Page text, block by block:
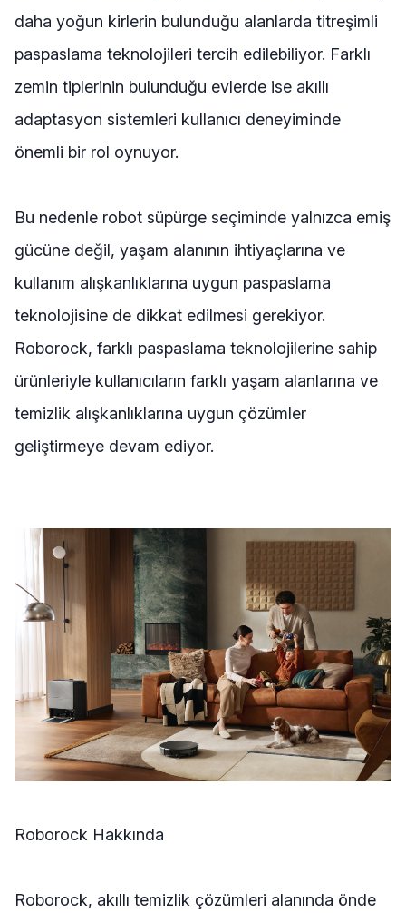
daha yoğun kirlerin bulunduğu alanlarda titreşimli
paspaslama teknolojileri tercih edilebiliyor. Farklı
zemin tiplerinin bulunduğu evlerde ise akıllı
adaptasyon sistemleri kullanıcı deneyiminde
önemli bir rol oynuyor.
Bu nedenle robot süpürge seçiminde yalnızca emiş
gücüne değil, yaşam alanının ihtiyaçlarına ve
kullanım alışkanlıklarına uygun paspaslama
teknolojisine de dikkat edilmesi gerekiyor.
Roborock, farklı paspaslama teknolojilerine sahip
ürünleriyle kullanıcıların farklı yaşam alanlarına ve
temizlik alışkanlıklarına uygun çözümler
geliştirmeye devam ediyor.
Roborock Hakkında
Roborock, akıllı temizlik çözümleri alanında önde